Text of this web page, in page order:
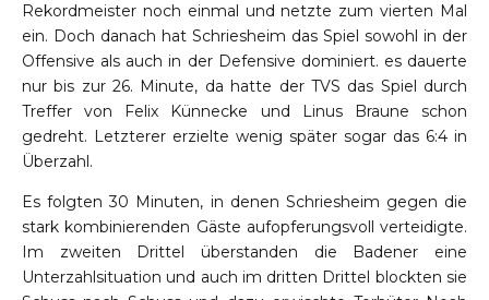
Rekordmeister noch einmal und netzte zum vierten Mal
ein. Doch danach hat Schriesheim das Spiel sowohl in der
Offensive als auch in der Defensive dominiert. es dauerte
nur bis zur 26. Minute, da hatte der TVS das Spiel durch
Treffer von Felix Künnecke und Linus Braune schon
gedreht. Letzterer erzielte wenig später sogar das 6:4 in
Überzahl.
Es folgten 30 Minuten, in denen Schriesheim gegen die
stark kombinierenden Gäste aufopferungsvoll verteidigte.
Im zweiten Drittel überstanden die Badener eine
Unterzahlsituation und auch im dritten Drittel blockten sie